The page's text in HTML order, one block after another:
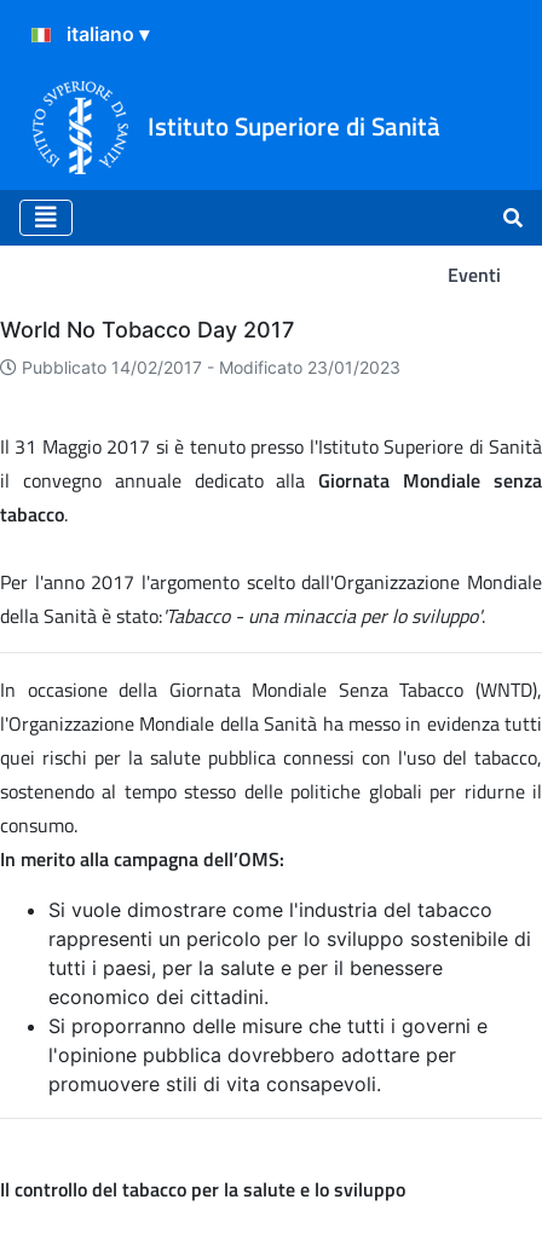
Istituto Superiore di Sanità
Eventi
Eventi
World No Tobacco Day 2017
Pubblicato 14/02/2017 - Modificato 23/01/2023
Il 31 Maggio 2017 si è tenuto presso l'Istituto Superiore di Sanità
il convegno annuale dedicato allaGiornata Mondiale senza
tabacco.
Per l'anno 2017 l'argomento scelto dall'Organizzazione Mondiale
della Sanità è stato:'Tabacco - una minaccia per lo sviluppo'.
In occasione della Giornata Mondiale Senza Tabacco (WNTD),
l'Organizzazione Mondiale della Sanità ha messo in evidenza tutti
quei rischi per la salute pubblica connessi con l'uso del tabacco,
sostenendo al tempo stesso delle politiche globali per ridurne il
consumo.
In merito alla campagna dell’OMS:
Si vuole dimostrare come l'industria del tabacco
rappresenti un pericolo per lo sviluppo sostenibile di
tutti i paesi, per la salute e per il benessere
economico dei cittadini.
Si proporranno delle misure che tutti i governi e
l'opinione pubblica dovrebbero adottare per
promuovere stili di vita consapevoli.
Il controllo del tabacco per la salute e lo sviluppo